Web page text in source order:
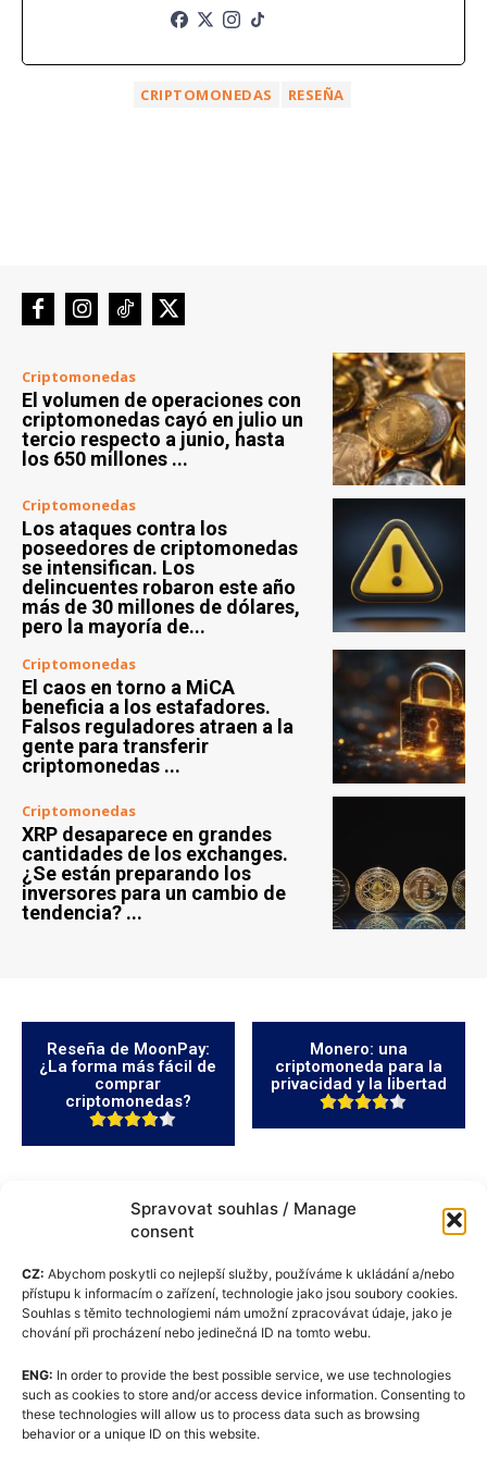
Spravovat souhlas / Manage
consent
CZ: Abychom poskytli co nejlepší služby, používáme k ukládání a/nebo
přístupu k informacím o zařízení, technologie jako jsou soubory cookies.
Souhlas s těmito technologiemi nám umožní zpracovávat údaje, jako je
chování při procházení nebo jedinečná ID na tomto webu.
ENG: In order to provide the best possible service, we use technologies
such as cookies to store and/or access device information. Consenting to
these technologies will allow us to process data such as browsing
behavior or a unique ID on this website.
CRIPTOMONEDAS RESEÑA
Criptomonedas
El volumen de operaciones con
criptomonedas cayó en julio un
tercio respecto a junio, hasta
los 650 millones ...
Criptomonedas
Los ataques contra los
poseedores de criptomonedas
se intensifican. Los
delincuentes robaron este año
más de 30 millones de dólares,
pero la mayoría de...
Criptomonedas
El caos en torno a MiCA
beneficia a los estafadores.
Falsos reguladores atraen a la
gente para transferir
criptomonedas ...
Criptomonedas
XRP desaparece en grandes
cantidades de los exchanges.
¿Se están preparando los
inversores para un cambio de
tendencia? ...
Reseña de MoonPay:
¿La forma más fácil de
comprar
criptomonedas?
Monero: una
criptomoneda para la
privacidad y la libertad
Política de cookies (UE)
GDPR